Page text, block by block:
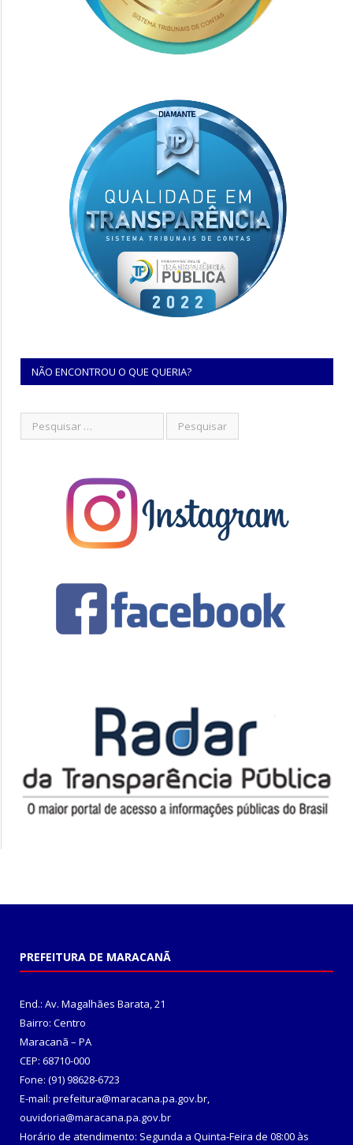
NÃO ENCONTROU O QUE QUERIA?
PREFEITURA DE MARACANÃ
End.: Av. Magalhães Barata, 21
Bairro: Centro
Maracanã – PA
CEP: 68710-000
Fone: (91) 98628-6723
E-mail: prefeitura@maracana.pa.gov.br,
ouvidoria@maracana.pa.gov.br
Horário de atendimento: Segunda a Quinta-Feira de 08:00 às